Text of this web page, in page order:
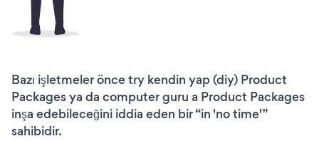
Bazı işletmeler önce try kendin yap (diy) Product
Packages ya da computer guru a Product Packages
inşa edebileceğini iddia eden bir “in 'no time'”
sahibidir.